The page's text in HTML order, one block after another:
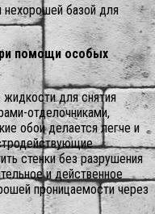
базой для
помощи особых
для снятия
отделочниками,
обои делается легче и
стенки без разрушения
и действенное
проницаемости через